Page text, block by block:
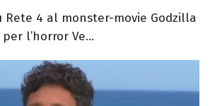
Rete 4 al monster-movie Godzilla
l’horror Ve...